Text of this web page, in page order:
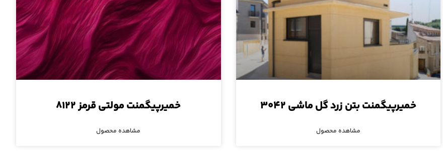
خمیرپیگمنت بتن زرد گل ماشی ۳۰۴۲
مشاهده محصول
خمیرپیگمنت مولتی قرمز ۸۱۲۲
مشاهده محصول